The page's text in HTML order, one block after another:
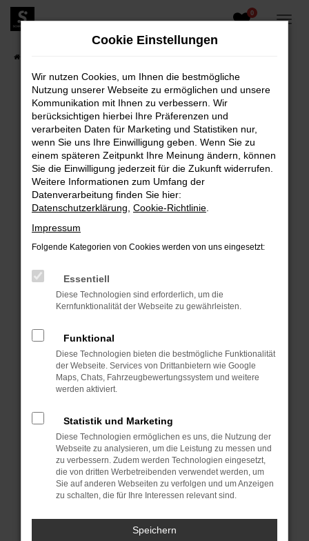
Zum
Hauptinhalt
0
FEHLER: NETWORK ERROR
Beim Laden ist ein Fehler aufgetreten.
Hier sind ein paar Tipps, die dir helfen können:
Überprüfe deine Firewall und deine
Internetverbindung.
Laden andere Webseiten, zum Beispiel deine
Suchmaschine?
Prüfe deine Browsererweiterungen.
können das Laden bestimmter Seiten
verhindern. Funktioniert die Seite in einem
anderen Browser oder in einem privaten
Starte dein Gerät neu.
Das kann manchmal helfen, vorübergehende
Probleme zu beheben.
Betriebssystem auf dem neuesten Stand
sind.
Veraltete Software birgt nicht nur ein
Sicherheitsrisiko, sondern kann auch dazu
führen, dass bestimmte Funktionen nicht mehr
unterstützt werden.
Wenn du alle oben genannten Schritte versucht
Cookie Einstellungen
Wir nutzen Cookies, um Ihnen die bestmögliche
Nutzung unserer Webseite zu ermöglichen und unsere
Kommunikation mit Ihnen zu verbessern. Wir
berücksichtigen hierbei Ihre Präferenzen und
verarbeiten Daten für Marketing und Statistiken nur,
wenn Sie uns Ihre Einwilligung geben. Wenn Sie zu
einem späteren Zeitpunkt Ihre Meinung ändern, können
Sie die Einwilligung jederzeit für die Zukunft widerrufen.
Weitere Informationen zum Umfang der
Datenverarbeitung finden Sie hier:
Datenschutzerklärung Cookie-Richtlinie
Impressum
Folgende Kategorien von Cookies werden von uns eingesetzt:
Essentiell
Diese Technologien sind erforderlich, um die
Kernfunktionalität der Webseite zu gewährleisten.
Funktional
Diese Technologien bieten die bestmögliche Funktionalität
der Webseite. Services von Drittanbietern wie Google
Maps, Chats, Fahrzeugbewertungssystem und weitere
werden aktiviert.
Statistik und Marketing
Diese Technologien ermöglichen es uns, die Nutzung der
Webseite zu analysieren, um die Leistung zu messen und
zu verbessern. Zudem werden Technologien eingesetzt,
die von dritten Werbetreibenden verwendet werden, um
Sie auf anderen Webseiten zu verfolgen und um Anzeigen
zu schalten, die für Ihre Interessen relevant sind.
Speichern